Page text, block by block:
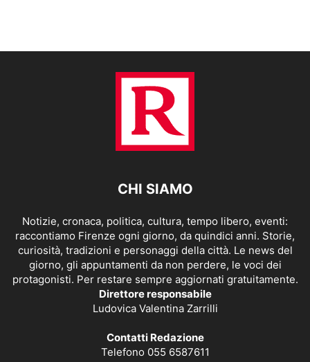
CHI SIAMO
Notizie, cronaca, politica, cultura, tempo libero, eventi:
raccontiamo Firenze ogni giorno, da quindici anni. Storie,
curiosità, tradizioni e personaggi della città. Le news del
giorno, gli appuntamenti da non perdere, le voci dei
protagonisti. Per restare sempre aggiornati gratuitamente.
Direttore responsabile
Ludovica Valentina Zarrilli
Contatti Redazione
Telefono 055 6587611